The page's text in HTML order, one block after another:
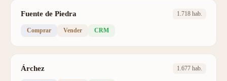
Fuente de Piedra 1.718 hab.
Comprar Vender CRM
Árchez 1.677 hab.